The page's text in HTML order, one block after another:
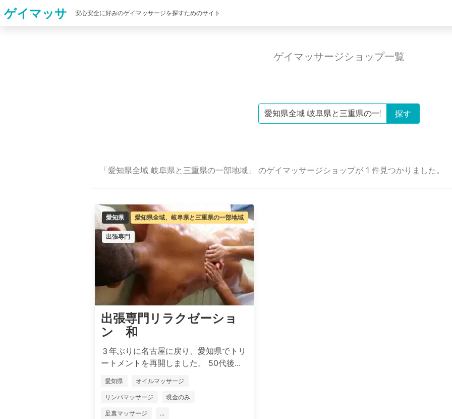
ゲイマッサ 安心安全に好みのゲイマッサージを探すためのサイト
ゲイマッサージショップ一覧
「愛知県全域 岐阜県と三重県の一部地域」 のゲイマッサージショップが 1 件見つかりました。
愛知県 愛知県全域、岐阜県と三重県の一部地域
出張専門
出張専門リラクゼーショ
ン 和
３年ぶりに名古屋に戻り、愛知県でトリ
ートメントを再開しました。 50代後...
愛知県 オイルマッサージ
リンパマッサージ 現金のみ
足裏マッサージ ...